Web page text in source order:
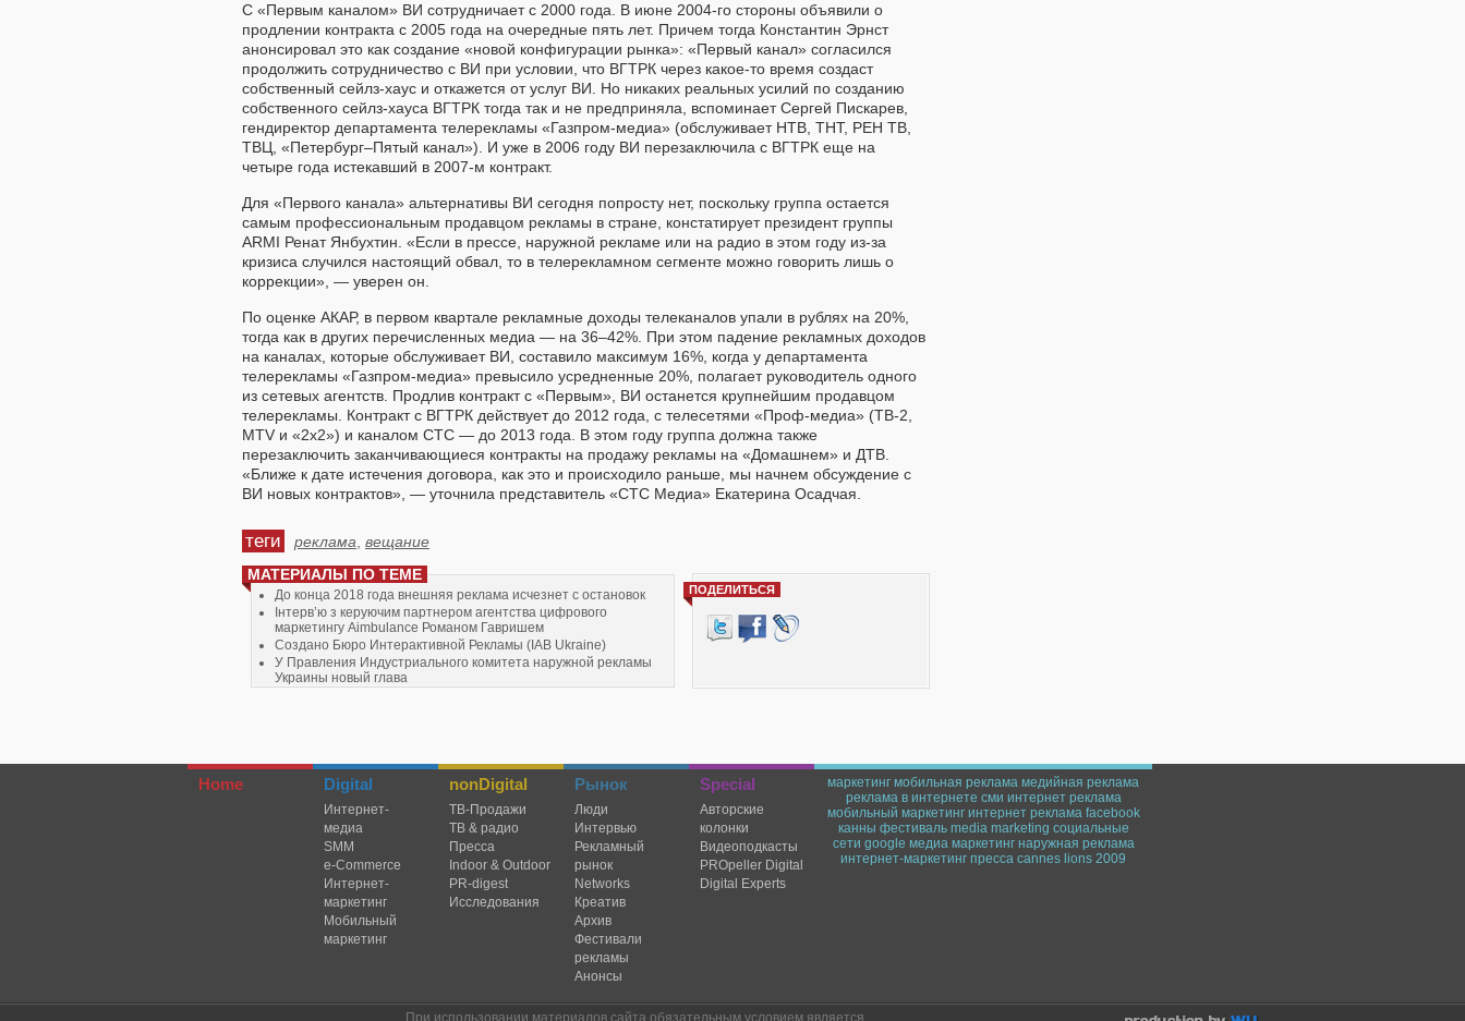
С «Первым каналом» ВИ сотрудничает с 2000 года. В июне 2004-го стороны объявили о
продлении контракта с 2005 года на очередные пять лет. Причем тогда Константин Эрнст
анонсировал это как создание «новой конфигурации рынка»: «Первый канал» согласился
продолжить сотрудничество с ВИ при условии, что ВГТРК через какое-то время создаст
собственный сейлз-хаус и откажется от услуг ВИ. Но никаких реальных усилий по созданию
собственного сейлз-хауса ВГТРК тогда так и не предприняла, вспоминает Сергей Пискарев,
гендиректор департамента телерекламы «Газпром-медиа» (обслуживает НТВ, ТНТ, РЕН ТВ,
ТВЦ, «Петербург–Пятый канал»). И уже в 2006 году ВИ перезаключила с ВГТРК еще на
четыре года истекавший в 2007-м контракт.
Для «Первого канала» альтернативы ВИ сегодня попросту нет, поскольку группа остается
самым профессиональным продавцом рекламы в стране, констатирует президент группы
ARMI Ренат Янбухтин. «Если в прессе, наружной рекламе или на радио в этом году из-за
кризиса случился настоящий обвал, то в телерекламном сегменте можно говорить лишь о
коррекции», — уверен он.
По оценке АКАР, в первом квартале рекламные доходы телеканалов упали в рублях на 20%,
тогда как в других перечисленных медиа — на 36–42%. При этом падение рекламных доходов
на каналах, которые обслуживает ВИ, составило максимум 16%, когда у департамента
телерекламы «Газпром-медиа» превысило усредненные 20%, полагает руководитель одного
из сетевых агентств. Продлив контракт с «Первым», ВИ останется крупнейшим продавцом
телерекламы. Контракт с ВГТРК действует до 2012 года, с телесетями «Проф-медиа» (ТВ-2,
MTV и «2х2») и каналом СТС — до 2013 года. В этом году группа должна также
перезаключить заканчивающиеся контракты на продажу рекламы на «Домашнем» и ДТВ.
«Ближе к дате истечения договора, как это и происходило раньше, мы начнем обсуждение с
ВИ новых контрактов», — уточнила представитель «СТС Медиа» Екатерина Осадчая.
теги реклама вещание
МАТЕРИАЛЫ ПО ТЕМЕ
До конца 2018 года внешняя реклама исчезнет с остановок
Інтерв’ю з керуючим партнером агентства цифрового
маркетингу Aimbulance Романом Гавришем
Создано Бюро Интерактивной Рекламы (IAB Ukraine)
У Правления Индустриального комитета наружной рекламы
Украины новый глава
ПОДЕЛИТЬСЯ
Home Digital
Интернет-
медиа
SMM
e-Commerce
Интернет-
маркетинг
Мобильный
маркетинг
nonDigital
TВ-Продажи
ТВ & радио
Пресса
Indoor & Outdoor
PR-digest
Исследования
Рынок
Люди
Интервью
Рекламный
рынок
Networks
Креатив
Архив
Фестивали
рекламы
Анонсы
Special
Авторские
колонки
Видеоподкасты
PROpeller Digital
Digital Experts
маркетинг мобильная реклама медийная реклама
реклама в интернете сми интернет реклама
мобильный маркетинг интернет реклама facebook
канны фестиваль media marketing социальные
сети google медиа маркетинг наружная реклама
интернет-маркетинг пресса cannes lions 2009
При использовании материалов сайта обязательным условием является